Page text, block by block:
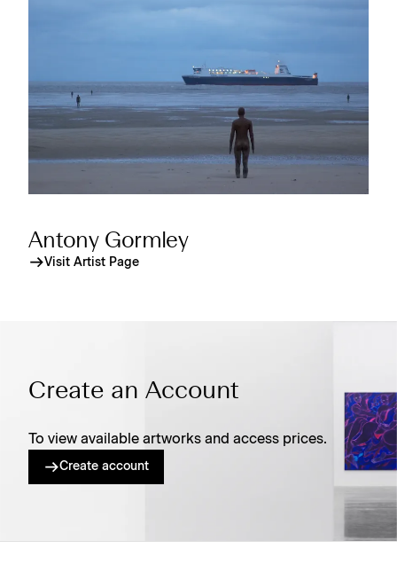
Antony Gormley
Visit Artist Page
Create an Account
To view available artworks and access prices.
Create account